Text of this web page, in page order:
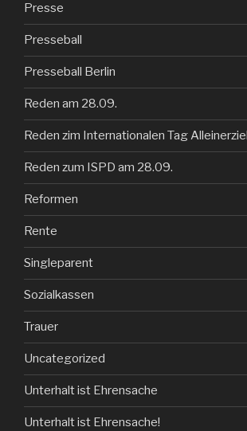
Presse
Presseball
Presseball Berlin
Reden am 28.09.
Reden zim Internationalen Tag
Reden zum ISPD am 28.09.
Reformen
Rente
Singleparent
Sozialkassen
Trauer
Uncategorized
Unterhalt ist Ehrensache
Unterhalt ist Ehrensache!